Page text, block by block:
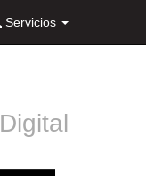
Servicios
Digital